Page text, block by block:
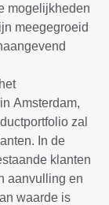
mogelijkheden
meegegroeid
Amsterdam,
zal
In de
klanten
aanvulling en
waarde is